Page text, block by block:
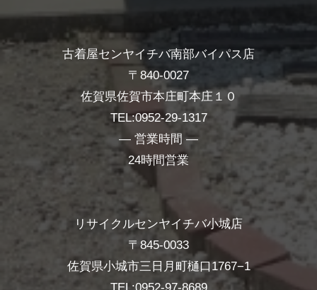
古着屋センヤイチバ南部バイパス店
〒840-0027
佐賀県佐賀市本庄町本庄１０
TEL:0952-29-1317
― 営業時間 ―
24時間営業
リサイクルセンヤイチバ小城店
〒845-0033
佐賀県小城市三日月町樋口1767−1